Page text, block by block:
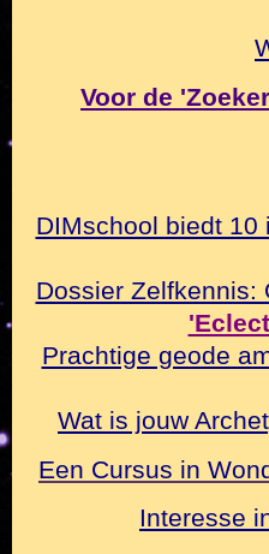
Voor de
DIMschool biedt
Dossier Zelfkennis:
Prachtige geode
Wat is jouw
Een Cursus in
Interesse